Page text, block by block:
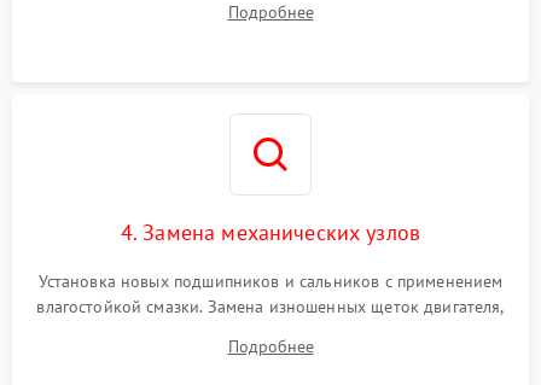
Восстановление целостности проводки и контактов.
Подробнее
4. Замена механических узлов
Установка новых подшипников и сальников с применением
влагостойкой смазки. Замена изношенных щеток двигателя,
или поврежденной резиновой манжеты.
Подробнее